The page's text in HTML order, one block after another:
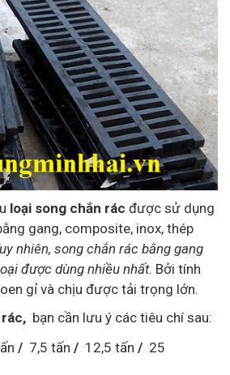
loại song chắn rác được sử dụng
gang, composite, inox, thép
nhiên, song chắn rác bằng gang
được dùng nhiều nhất. Bởi tính
gỉ và chịu được tải trọng lớn.
bạn cần lưu ý các tiêu chí sau:
/ 7,5 tấn / 12,5 tấn / 25